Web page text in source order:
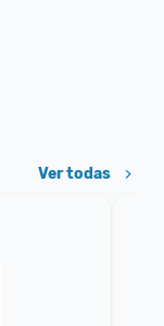
Ver todas